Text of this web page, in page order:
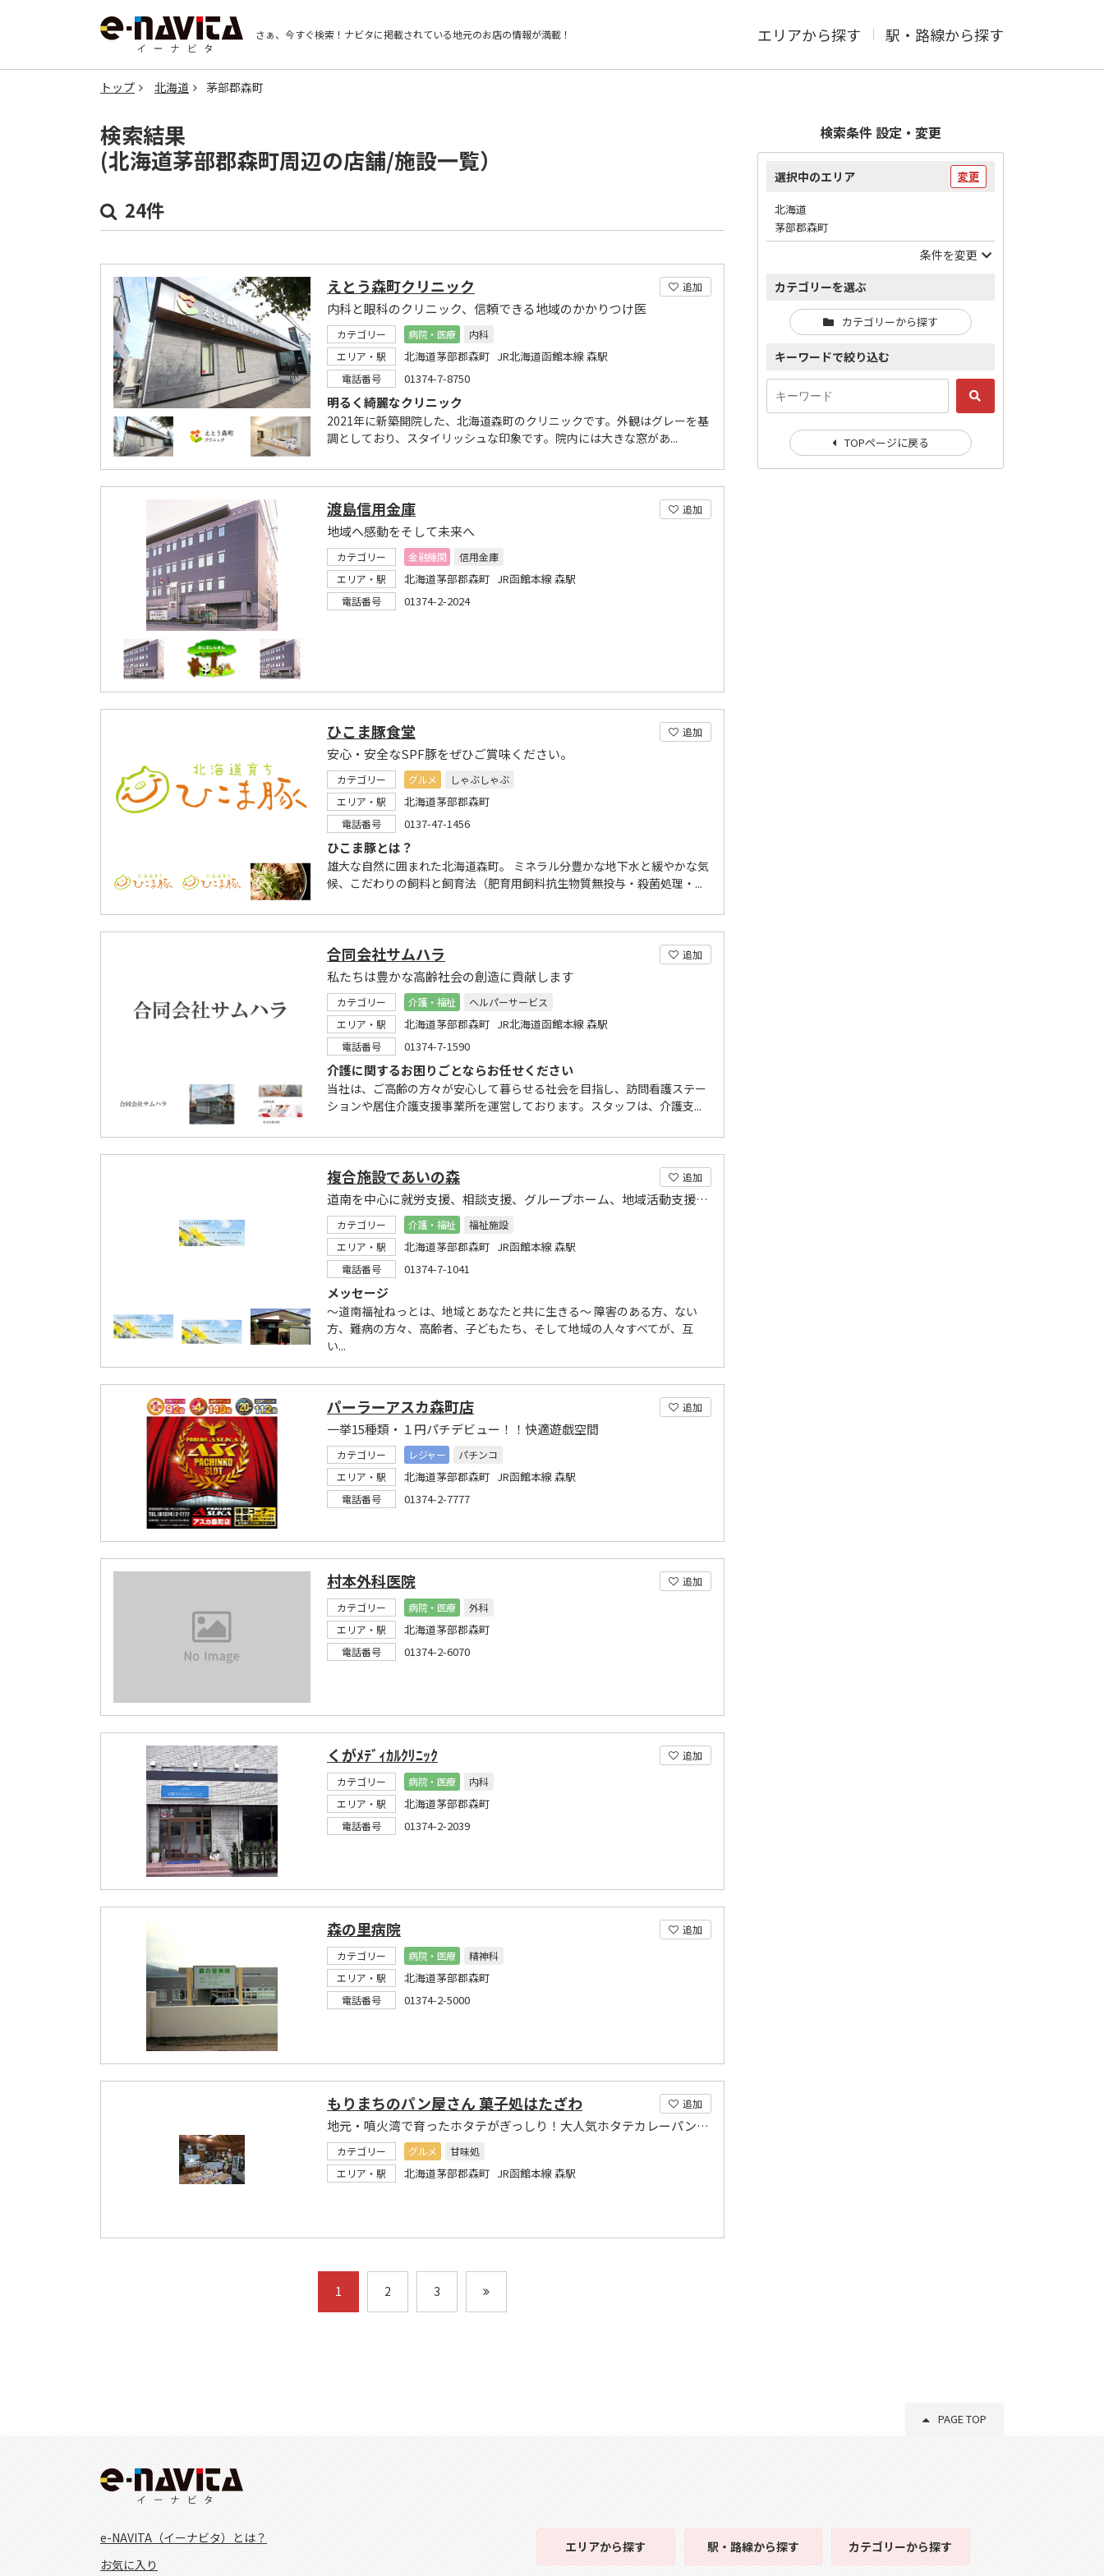
さぁ、今すぐ検索！ ナビタに掲載されている地元のお店の情報が満載！ エリアから探す 駅・路線から探す
トップ 北海道 茅部郡森町
検索結果
(北海道茅部郡森町周辺の店舗/施設一覧）
24件
追加
えとう森町クリニック
内科と眼科のクリニック、信頼できる地域のかかりつけ医
カテゴリー 病院・医療
内科
エリア・駅
北海道茅部郡森町 JR北海道函館本線 森駅
電話番号 01374-7-8750
明るく綺麗なクリニック
2021年に新築開院した、北海道森町のクリニックです。外観はグレーを基
調としており、スタイリッシュな印象です。院内には大きな窓があ...
追加
渡島信用金庫
地域へ感動をそして未来へ
カテゴリー 金融機関
信用金庫
エリア・駅
北海道茅部郡森町 JR函館本線 森駅
電話番号 01374-2-2024
追加
ひこま豚食堂
安心・安全なSPF豚をぜひご賞味ください。
カテゴリー グルメ
しゃぶしゃぶ
エリア・駅
北海道茅部郡森町
電話番号 0137-47-1456
ひこま豚とは？
雄大な自然に囲まれた北海道森町。 ミネラル分豊かな地下水と緩やかな気
候、こだわりの飼料と飼育法（肥育用飼料抗生物質無投与・殺菌処理・...
追加
合同会社サムハラ
私たちは豊かな高齢社会の創造に貢献します
カテゴリー 介護・福祉
ヘルパーサービス
エリア・駅
北海道茅部郡森町 JR北海道函館本線 森駅
電話番号 01374-7-1590
介護に関するお困りごとならお任せください
当社は、ご高齢の方々が安心して暮らせる社会を目指し、訪問看護ステー
ションや居住介護支援事業所を運営しております。スタッフは、介護支...
追加
複合施設であいの森
道南を中心に就労支援、相談支援、グループホーム、地域活動支援を行う道南福祉ねっと
カテゴリー 介護・福祉
福祉施設
エリア・駅
北海道茅部郡森町 JR函館本線 森駅
電話番号 01374-7-1041
メッセージ
～道南福祉ねっとは、地域とあなたと共に生きる～ 障害のある方、ない
方、難病の方々、高齢者、子どもたち、そして地域の人々すべてが、互
い...
追加
パーラーアスカ森町店
一挙15種類・１円パチデビュー！！快適遊戯空間
カテゴリー レジャー
パチンコ
エリア・駅
北海道茅部郡森町 JR函館本線 森駅
電話番号 01374-2-7777
追加
村本外科医院
カテゴリー 病院・医療
外科
エリア・駅
北海道茅部郡森町
電話番号 01374-2-6070
追加
くがﾒﾃﾞｨｶﾙｸﾘﾆｯｸ
カテゴリー 病院・医療
内科
エリア・駅
北海道茅部郡森町
電話番号 01374-2-2039
追加
森の里病院
カテゴリー 病院・医療
精神科
エリア・駅
北海道茅部郡森町
電話番号 01374-2-5000
追加
もりまちのパン屋さん 菓子処はたざわ
地元・噴火湾で育ったホタテがぎっしり！大人気ホタテカレーパン＾＾！
カテゴリー グルメ
甘味処
エリア・駅
北海道茅部郡森町 JR函館本線 森駅
1 2 3
検索条件 設定・変更
選択中のエリア 変更
北海道
茅部郡森町
条件を変更
カテゴリーを選ぶ
カテゴリーから探す
キーワードで絞り込む
TOPページに戻る
PAGE TOP
e-NAVITA（イーナビタ）とは？
お気に入り
エリアから探す 駅・路線から探す カテゴリーから探す